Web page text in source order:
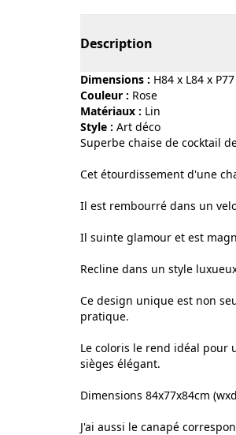
Description
Dimensions : H84 x L84 x P77
Couleur :
rose
Matériaux :
lin
Style :
art déco
Superbe chaise de cocktail
Cet étourdissement d'une
Il est rembourré dans un
Il suinte glamour et est
Recline dans un style
Ce design unique est non
pratique.
Le coloris le rend idéal
sièges élégant.
Dimensions 84x77x84cm
J'ai aussi le canapé